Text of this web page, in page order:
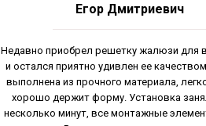
Егор Дмитриевич
Недавно приобрел решетку жалюзи для
и остался приятно удивлен ее
выполнена из прочного материала,
хорошо держит форму. Установка
несколько минут, все монтажные